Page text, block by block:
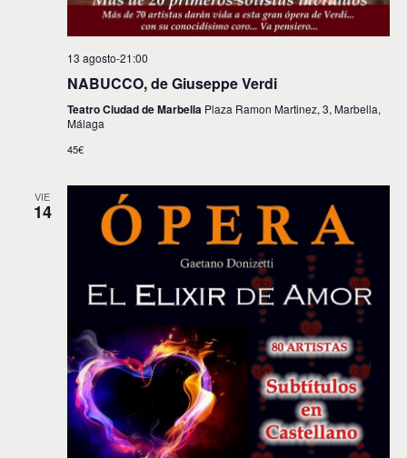
13 agosto-21:00
NABUCCO, de Giuseppe Verdi
Teatro Ciudad de Marbella Plaza Ramon Martinez, 3, Marbella,
Málaga
45€
VIE
14